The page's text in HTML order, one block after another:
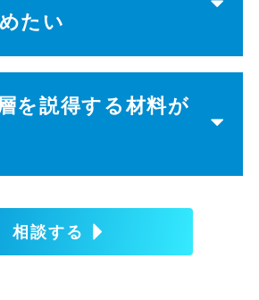
たい
を説得する材料が
相談する